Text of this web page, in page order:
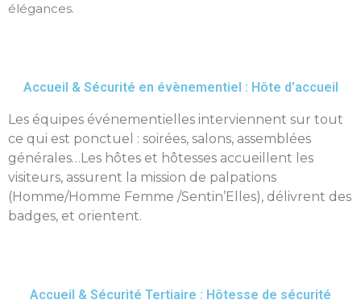
élégances.
Accueil & Sécurité en évènementiel : Hôte d’accueil
Les équipes événementielles interviennent sur tout
ce qui est ponctuel : soirées, salons, assemblées
générales…Les hôtes et hôtesses accueillent les
visiteurs, assurent la mission de palpations
(Homme/Homme Femme /Sentin’Elles), délivrent des
badges, et orientent.
Accueil & Sécurité Tertiaire : Hôtesse de sécurité